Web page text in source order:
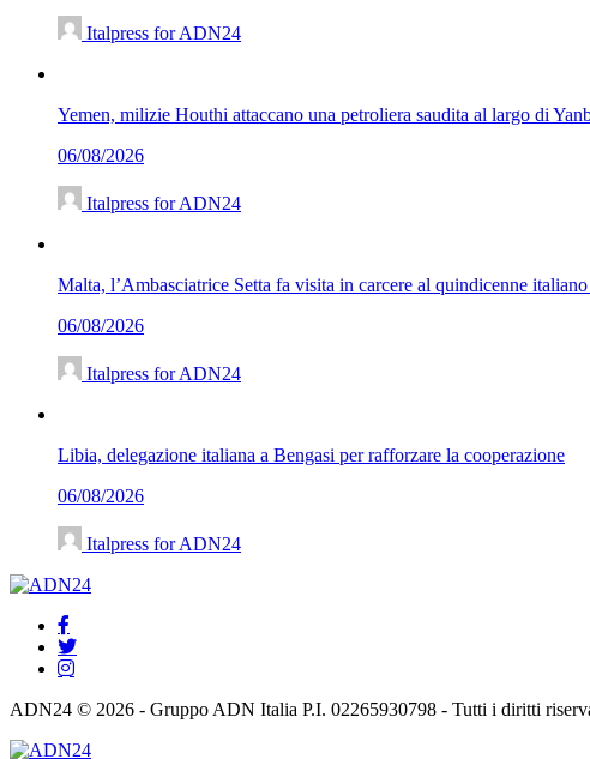
Italpress for ADN24
Yemen, milizie Houthi attaccano una petroliera saudita al largo di
06/08/2026
Italpress for ADN24
Malta, l’Ambasciatrice Setta fa visita in carcere al quindicenne
06/08/2026
Italpress for ADN24
Libia, delegazione italiana a Bengasi per rafforzare la cooperazione
06/08/2026
Italpress for ADN24
ADN24 © 2026 - Gruppo ADN Italia P.I. 02265930798 - Tutti i diritti